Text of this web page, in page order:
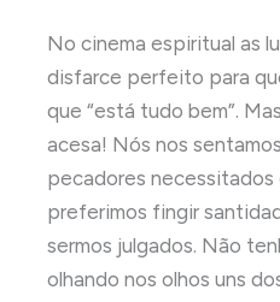
No cinema espiritual as
disfarce perfeito para
que “está tudo bem”.
acesa! Nós nos
pecadores necessitados
preferimos fingir
sermos julgados. Não
olhando nos olhos uns